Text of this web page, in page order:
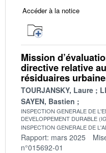
Accéder à la notice
Mission
directive relative
résiduaires
TOURJANSKY, Laure
SAYEN, Bastien
INSPECTION GENERALE DE
DEVELOPPEMENT DURABLE
INSPECTION GENERALE DE
Rapport: mars 2025
n°015692-01